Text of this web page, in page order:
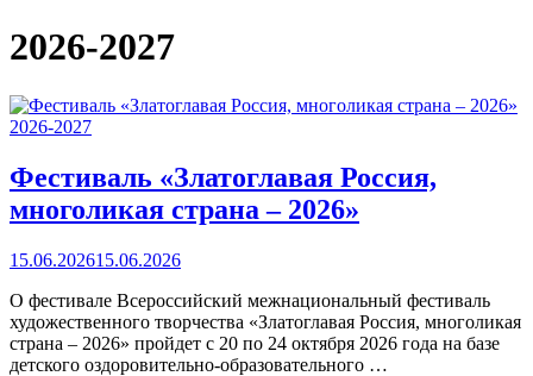
2026-2027
2026-2027
Фестиваль «Златоглавая Россия,
многоликая страна – 2026»
15.06.202615.06.2026
О фестивале Всероссийский межнациональный фестиваль
художественного творчества «Златоглавая Россия, многоликая
страна – 2026» пройдет с 20 по 24 октября 2026 года на базе
детского оздоровительно-образовательного …